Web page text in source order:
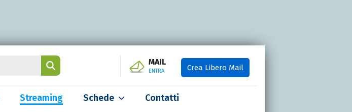
MAIL
ENTRA Crea Libero Mail
Streaming Schede Contatti